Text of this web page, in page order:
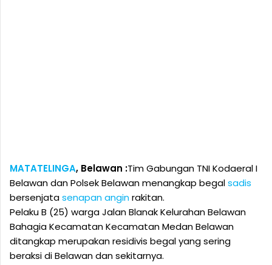
MATATELINGA, Belawan :Tim Gabungan TNI Kodaeral I
Belawan dan Polsek Belawan menangkap begalsadis
bersenjatasenapananginrakitan.
Pelaku B (25) warga Jalan Blanak Kelurahan Belawan
Bahagia Kecamatan Kecamatan Medan Belawan
ditangkap merupakan residivis begal yang sering
beraksi di Belawan dan sekitarnya.